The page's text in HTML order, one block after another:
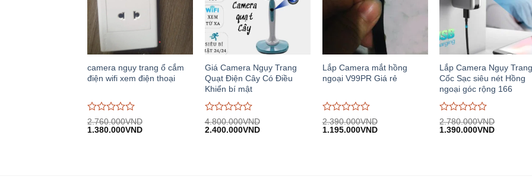
camera ngụy trang ổ cắm
điện wifi xem điện thoại
Được
đánh
2.760.000VND
Giá
1.380.000VNDGiá
Giá Camera Ngụy Trang
Quạt Điện Cây Có Điều
Khiển bí mật
Được
đánh
4.800.000VND
Giá
2.400.000VNDGiá
Lắp Camera mắt hồng
ngoại V99PR Giá rẻ
Được
đánh
2.390.000VND
Giá
1.195.000VNDGiá
Lắp Camera Ngụy Trang
Cốc Sạc siêu nét Hồng
ngoại góc rộng 166
Được
đánh
2.780.000VND
Giá
1.390.000VNDGiá